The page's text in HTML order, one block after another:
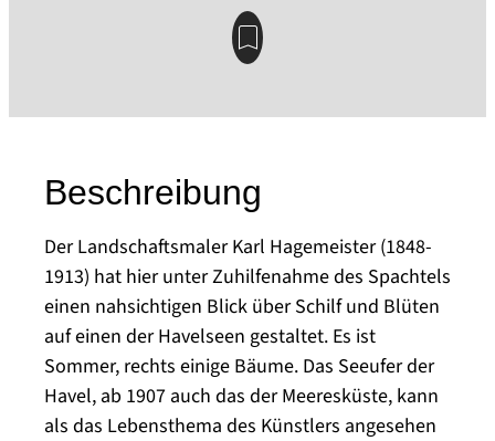
Beschreibung
Der Landschaftsmaler Karl Hagemeister (1848-
1913) hat hier unter Zuhilfenahme des Spachtels
einen nahsichtigen Blick über Schilf und Blüten
auf einen der Havelseen gestaltet. Es ist
Sommer, rechts einige Bäume. Das Seeufer der
Havel, ab 1907 auch das der Meeresküste, kann
als das Lebensthema des Künstlers angesehen